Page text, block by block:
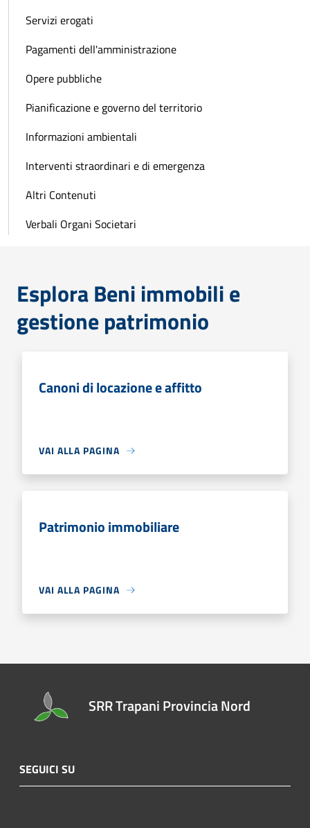
Servizi erogati
Pagamenti dell'amministrazione
Opere pubbliche
Pianificazione e governo del territorio
Informazioni ambientali
Interventi straordinari e di emergenza
Altri Contenuti
Verbali Organi Societari
Esplora Beni immobili e
gestione patrimonio
Canoni di locazione e affitto
VAI ALLA PAGINA
Patrimonio immobiliare
VAI ALLA PAGINA
SRR Trapani Provincia Nord
SEGUICI SU